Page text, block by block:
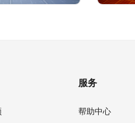
服务
帮助中心